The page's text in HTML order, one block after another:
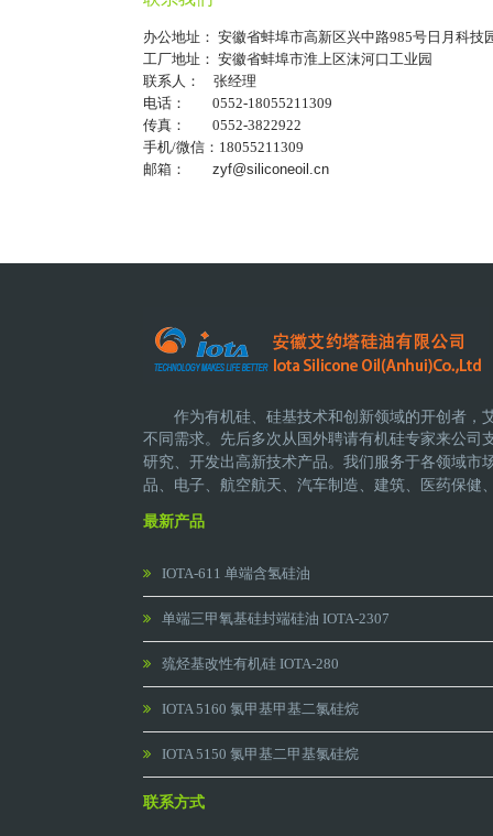
办公地址： 安徽省蚌埠市高新区兴中路985号日月科技
工厂地址： 安徽省蚌埠市淮上区沫河口工业园
联系人： 张经理
电话： 0552-18055211309
传真： 0552-3822922
手机/微信：18055211309
邮箱： zyf@siliconeoil.cn
作为有机硅、硅基技术和创新领域的开创者，
不同需求。先后多次从国外聘请有机硅专家来公司
研究、开发出高新技术产品。 我们服务于各领域市
品、电子、航空航天、汽车制造、建筑、医药保健
最新产品
IOTA-611 单端含氢硅油
单端三甲氧基硅封端硅油 IOTA-2307
巯烃基改性有机硅 IOTA-280
IOTA 5160 氯甲基甲基二氯硅烷
IOTA 5150 氯甲基二甲基氯硅烷
联系方式